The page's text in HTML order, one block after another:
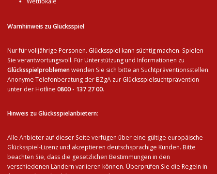
Warnhinweis zu Glücksspiel:
Nur für volljährige Personen. Glücksspiel kann süchtig machen. Spielen
Sie verantwortungsvoll. Für Unterstützung und Informationen zu
Glücksspielproblemenwenden Sie sich bitte an Suchtpräventionsstellen.
Anonyme Telefonberatung der BZgA zur Glücksspielsuchtprävention
unter der Hotline 0800 - 137 27 00.
Hinweis zu Glücksspielanbietern:
Alle Anbieter auf dieser Seite verfügen über eine gültige europäische
Glücksspiel-Lizenz und akzeptieren deutschsprachige Kunden. Bitte
beachten Sie, dass die gesetzlichen Bestimmungen in den
verschiedenen Ländern variieren können. Überprüfen Sie die Regeln in